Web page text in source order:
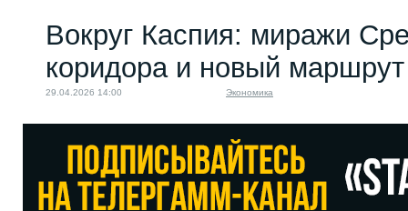
Вокруг Каспия: миражи
коридора и новый
29.04.2026 14:00 Экономика